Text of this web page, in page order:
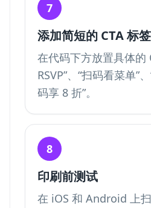
7
添加简短的 CTA 标签
在代码下方放置具体的
RSVP”、“扫码看菜单”
码享 8 折”。
8
印刷前测试
在 iOS 和 Android 上